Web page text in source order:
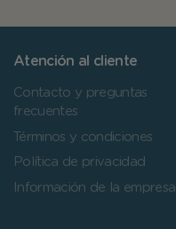
Atención al cliente
Contacto y preguntas
frecuentes
Términos y condiciones
Política de privacidad
Información de la empresa